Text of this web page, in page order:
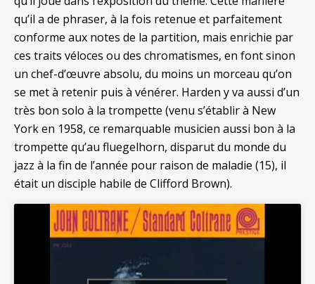
qu’il a de phraser, à la fois retenue et parfaitement
conforme aux notes de la partition, mais enrichie par
ces traits véloces ou des chromatismes, en font sinon
un chef-d’œuvre absolu, du moins un morceau qu’on
se met à retenir puis à vénérer. Harden y va aussi d’un
très bon solo à la trompette (venu s’établir à New
York en 1958, ce remarquable musicien aussi bon à la
trompette qu’au fluegelhorn, disparut du monde du
jazz à la fin de l’année pour raison de maladie (15), il
était un disciple habile de Clifford Brown).